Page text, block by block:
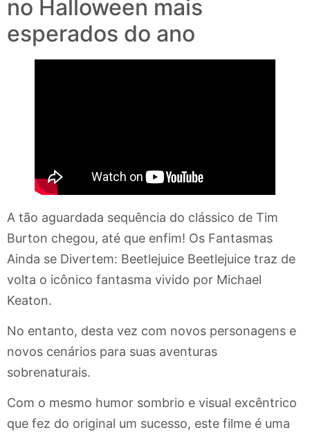
no Halloween mais
esperados do ano
A tão aguardada sequência do clássico de Tim
Burton chegou, até que enfim! Os Fantasmas
Ainda se Divertem: Beetlejuice Beetlejuice traz de
volta o icônico fantasma vivido por Michael
Keaton.
No entanto, desta vez com novos personagens e
novos cenários para suas aventuras
sobrenaturais.
Com o mesmo humor sombrio e visual excêntrico
que fez do original um sucesso, este filme é uma